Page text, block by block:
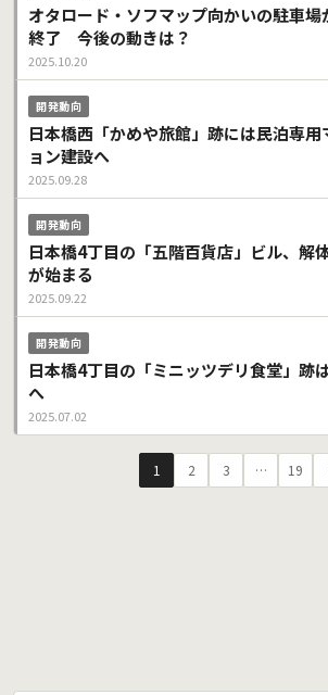
オタロード・ソフマップ向かいの駐車場
終了 今後の動きは？
2025.10.20
開発動向
日本橋西「かめや旅館」跡には民泊専用
ョン建設へ
2025.09.28
開発動向
日本橋4丁目の「五階百貨店」ビル、解
が始まる
2025.09.22
開発動向
日本橋4丁目の「ミニッツデリ食堂」跡
へ
2025.07.02
1 2 3 … 19